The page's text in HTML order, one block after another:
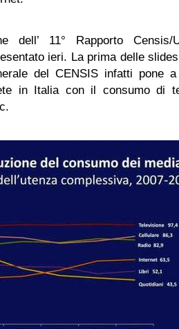
dell’ 11° Rapporto Censis/
ieri. La prima delle
del CENSIS infatti pone a
in Italia con il consumo di